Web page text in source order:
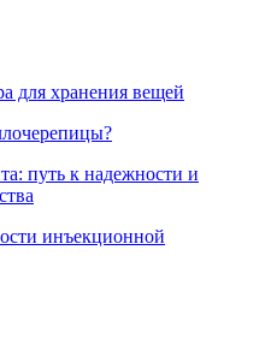
для хранения вещей
путь к надежности и
инъекционной